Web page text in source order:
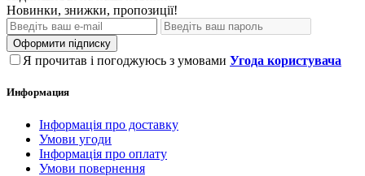
Новинки, знижки, пропозиції!
Оформити підписку
Я прочитав і погоджуюсь з умовами Угода користувача
Информация
Інформація про доставку
Умови угоди
Інформація про оплату
Умови повернення